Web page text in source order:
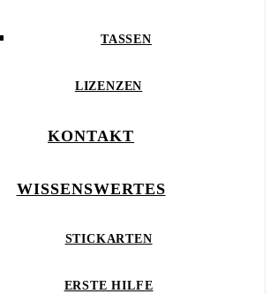
TASSEN
LIZENZEN
KONTAKT
WISSENSWERTES
STICKARTEN
ERSTE HILFE